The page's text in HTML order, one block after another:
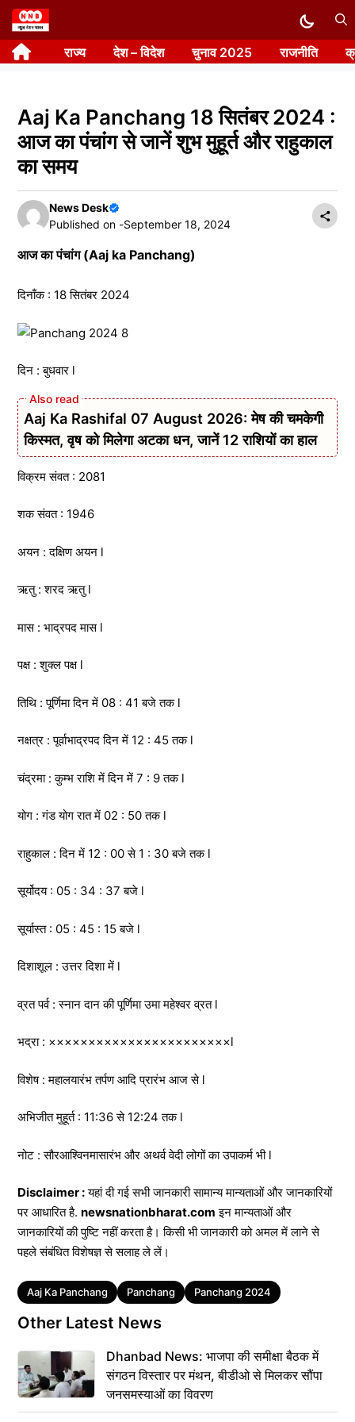
Skip
to
content राज्य देश – विदेश चुनाव 2025 राजनीति
Aaj Ka Panchang 18 सितंबर 2024 :
आज का पंचांग से जानें शुभ मुहूर्त और राहुकाल
का समय
News Desk
Published on -September 18, 2024
आज का पंचांग (Aaj ka Panchang)
दिनाँक : 18 सितंबर 2024
दिन : बुधवार l
Aaj Ka Rashifal 07 August 2026: मेष की चमकेगी
किस्मत, वृष को मिलेगा अटका धन, जानें 12 राशियों का हाल
विक्रम संवत : 2081
शक संवत : 1946
अयन : दक्षिण अयन l
ऋतु : शरद ऋतु l
मास : भाद्रपद मास l
पक्ष : शुक्ल पक्ष l
तिथि : पूर्णिमा दिन में 08 : 41 बजे तक l
नक्षत्र : पूर्वाभाद्रपद दिन में 12 : 45 तक l
चंद्रमा : कुम्भ राशि में दिन में 7 : 9 तक l
योग : गंड योग रात में 02 : 50 तक l
राहुकाल : दिन में 12 : 00 से 1 : 30 बजे तक l
सूर्योदय : 05 : 34 : 37 बजे l
सूर्यास्त : 05 : 45 : 15 बजे l
दिशाशूल : उत्तर दिशा में l
व्रत पर्व : स्नान दान की पूर्णिमा उमा महेश्वर व्रत l
भद्रा : ×××××××××××××××××××××××l
विशेष : महालयारंभ तर्पण आदि प्रारंभ आज से l
अभिजीत मुहूर्त : 11:36 से 12:24 तक l
नोट : सौरआश्विनमासारंभ और अथर्व वेदी लोगों का उपाकर्म भी l
Disclaimer :यहां दी गई सभी जानकारी सामान्य मान्यताओं और जानकारियों
पर आधारित है. newsnationbharat.com इन मान्यताओं और
जानकारियों की पुष्टि नहीं करता है। किसी भी जानकारी को अमल में लाने से
पहले संबंधित विशेषज्ञ से सलाह ले लें।
Tags
Aaj Ka Panchang Panchang Panchang 2024
Other Latest News
Dhanbad News: भाजपा की समीक्षा बैठक में
संगठन विस्तार पर मंथन, बीडीओ से मिलकर सौंपा
जनसमस्याओं का विवरण